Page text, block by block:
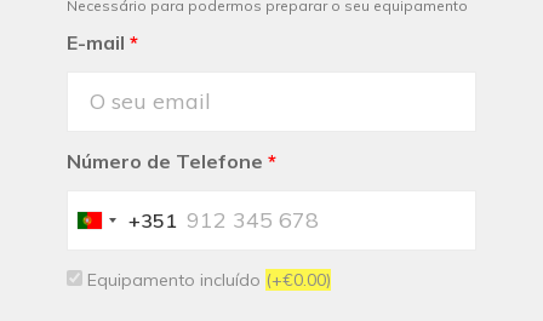
Necessário para podermos preparar o seu equipamento
E-mail *
Número de Telefone *
Portugal
+351
Equipamento incluído (+€0.00)